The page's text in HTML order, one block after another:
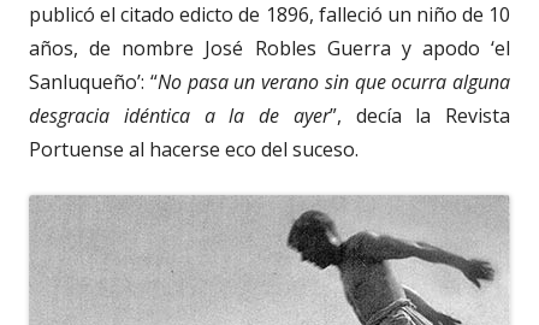
publicó el citado edicto de 1896, falleció un niño de 10
años, de nombre José Robles Guerra y apodo ‘el
Sanluqueño’: “No pasa un verano sin que ocurra alguna
desgracia idéntica a la de ayer”, decía la Revista
Portuense al hacerse eco del suceso.